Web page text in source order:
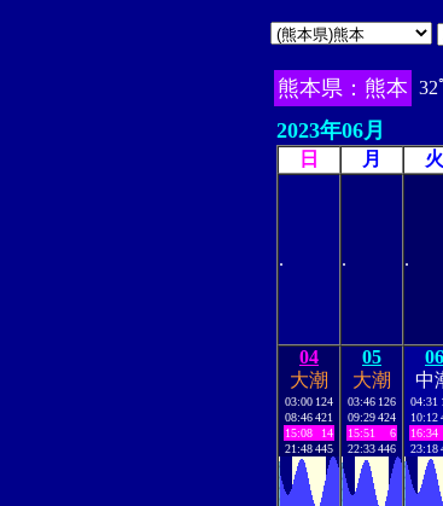
熊本県：熊本 32
2023年06月
日 月 火
. . .
04
大潮
03:00 124
08:46421
15:08
14
21:48445
05
大潮
03:46 126
09:29424
15:51
6
22:33446
06
中
04:31
10:12
16:34
23:18